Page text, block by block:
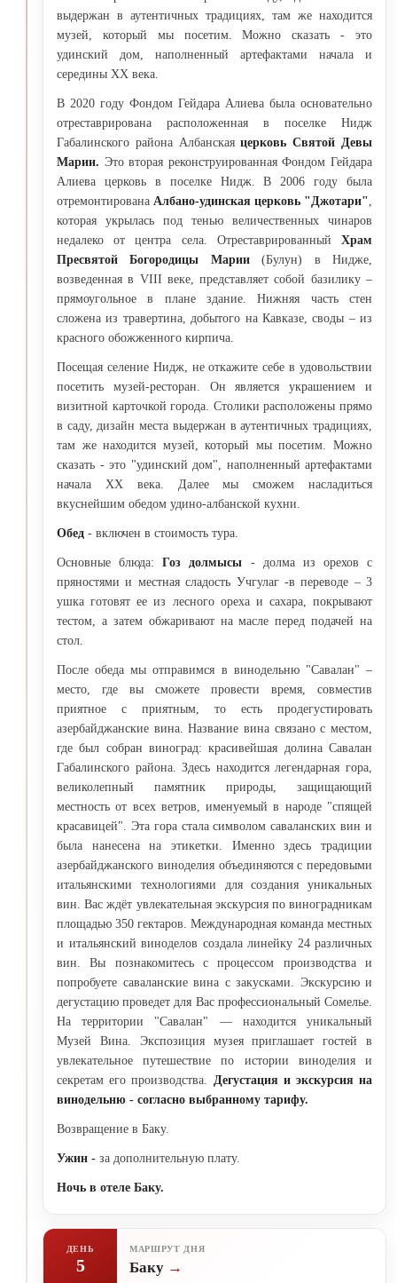
выдержан в аутентичных традициях, там же находится
музей, который мы посетим. Можно сказать - это
удинский дом, наполненный артефактами начала и
середины XX века.
В 2020 году Фондом Гейдара Алиева была основательно
отреставрирована расположенная в поселке Нидж
Габалинского района Албанскаяцерковь Святой Девы
Марии. Это вторая реконструированная Фондом Гейдара
Алиева церковь в поселке Нидж. В 2006 году была
отремонтирована Албано-удинская церковь "Джотари",
которая укрылась под тенью величественных чинаров
недалеко от центра села. Отреставрированный Храм
Пресвятой Богородицы Марии(Булун) в Нидже,
возведенная в VIII веке, представляет собой базилику –
прямоугольное в плане здание. Нижняя часть стен
сложена из травертина, добытого на Кавказе, своды – из
красного обожженного кирпича.
Посещая селение Нидж, не откажите себе в удовольствии
посетить музей-ресторан. Он является украшением и
визитной карточкой города. Столики расположены прямо
в саду, дизайн места выдержан в аутентичных традициях,
там же находится музей, который мы посетим. Можно
сказать - это "удинский дом", наполненный артефактами
начала XX века. Далее мы сможем насладиться
вкуснейшим обедом удино-албанской кухни.
Обед - включен в стоимость тура.
Основные блюда:Гоз долмысы - долма из орехов с
пряностями и местная сладость Учгулаг -в переводе – 3
ушка готовят ее из лесного ореха и сахара, покрывают
тестом, а затем обжаривают на масле перед подачей на
стол.
После обеда мы отправимся в винодельню "Савалан" –
место, где вы сможете провести время, совместив
приятное с приятным, то есть продегустировать
азербайджанские вина. Название вина связано с местом,
где был собран виноград: красивейшая долина Савалан
Габалинского района. Здесь находится легендарная гора,
великолепный памятник природы, защищающий
местность от всех ветров, именуемый в народе "спящей
красавицей". Эта гора стала символом саваланских вин и
была нанесена на этикетки. Именно здесь традиции
азербайджанского виноделия объединяются с передовыми
итальянскими технологиями для создания уникальных
вин. Вас ждёт увлекательная экскурсия по виноградникам
площадью 350 гектаров. Международная команда местных
и итальянский виноделов создала линейку 24 различных
вин. Вы познакомитесь с процессом производства и
попробуете саваланские вина с закусками. Экскурсию и
дегустацию проведет для Вас профессиональный Сомелье.
На территории "Савалан" — находится уникальный
Музей Вина. Экспозиция музея приглашает гостей в
увлекательное путешествие по истории виноделия и
секретам его производства. Дегустация и экскурсия на
винодельню - согласно выбранному тарифу.
Возвращение в Баку.
Ужин - за дополнительную плату.
Ночь в отеле Баку.
ДЕНЬ
5
МАРШРУТ ДНЯ
Баку